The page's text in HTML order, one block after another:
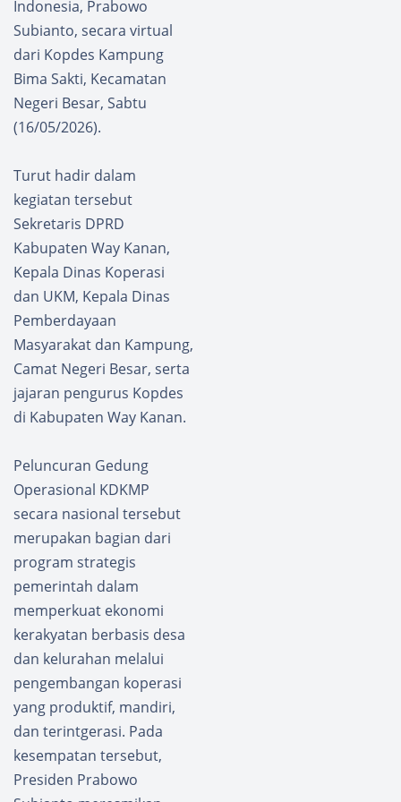
Indonesia, Prabowo
Subianto, secara virtual
dari Kopdes Kampung
Bima Sakti, Kecamatan
Negeri Besar, Sabtu
(16/05/2026).
Turut hadir dalam
kegiatan tersebut
Sekretaris DPRD
Kabupaten Way Kanan,
Kepala Dinas Koperasi
dan UKM, Kepala Dinas
Pemberdayaan
Masyarakat dan Kampung,
Camat Negeri Besar, serta
jajaran pengurus Kopdes
di Kabupaten Way Kanan.
Peluncuran Gedung
Operasional KDKMP
secara nasional tersebut
merupakan bagian dari
program strategis
pemerintah dalam
memperkuat ekonomi
kerakyatan berbasis desa
dan kelurahan melalui
pengembangan koperasi
yang produktif, mandiri,
dan terintgerasi. Pada
kesempatan tersebut,
Presiden Prabowo